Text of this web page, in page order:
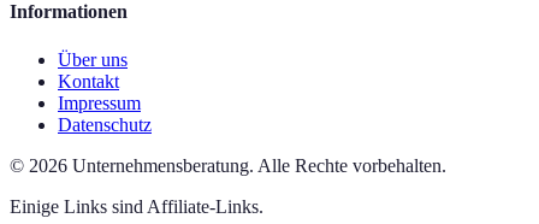
Informationen
Über uns
Kontakt
Impressum
Datenschutz
© 2026 Unternehmensberatung. Alle Rechte vorbehalten.
Einige Links sind Affiliate-Links.